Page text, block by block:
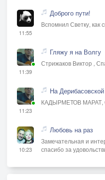
11:55
Доброго пути!
Вспомнил Светку, как
11:39
Гляжу я на Волгу
Стрижаков Виктор ,
11:23
На
КАДЫРМЕТОВ МАРАТ,
10:23
Любовь на раз
Замечательная и
спасибо за